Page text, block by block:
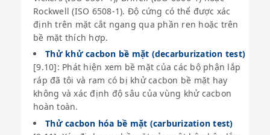
Rockwell (ISO 6508-1). Độ cứng có thể được xác
định trên mặt cắt ngang qua phần ren hoặc trên
bề mặt thích hợp.
Thử khử cacbon bề mặt (decarburization test)
[9.10]: Phát hiện xem bề mặt của các bộ phận lắp
ráp đã tôi và ram có bị khử cacbon bề mặt hay
không và xác định độ sâu của vùng khử cacbon
hoàn toàn.
Thử cacbon hóa bề mặt (carburization test)